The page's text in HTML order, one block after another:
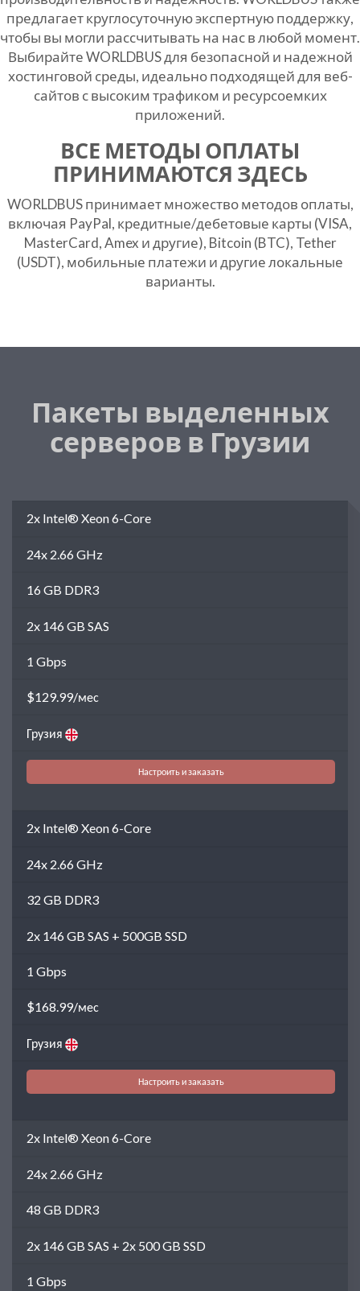
предлагает круглосуточную экспертную поддержку,
чтобы вы могли рассчитывать на нас в любой момент.
Выбирайте WORLDBUS для безопасной и надежной
хостинговой среды, идеально подходящей для веб-
сайтов с высоким трафиком и ресурсоемких
приложений.
ВСЕ МЕТОДЫ ОПЛАТЫ
ПРИНИМАЮТСЯ ЗДЕСЬ
WORLDBUS принимает множество методов оплаты,
включая PayPal, кредитные/дебетовые карты (VISA,
MasterCard, Amex и другие), Bitcoin (BTC), Tether
(USDT), мобильные платежи и другие локальные
варианты.
Пакеты выделенных
серверов в Грузии
2x Intel® Xeon 6-Core
24x 2.66 GHz
16 GB DDR3
2x 146 GB SAS
1 Gbps
$129.99/мес
Грузия
Настроить и заказать
2x Intel® Xeon 6-Core
24x 2.66 GHz
32 GB DDR3
2x 146 GB SAS + 500GB SSD
1 Gbps
$168.99/мес
Грузия
Настроить и заказать
2x Intel® Xeon 6-Core
24x 2.66 GHz
48 GB DDR3
2x 146 GB SAS + 2x 500 GB SSD
1 Gbps